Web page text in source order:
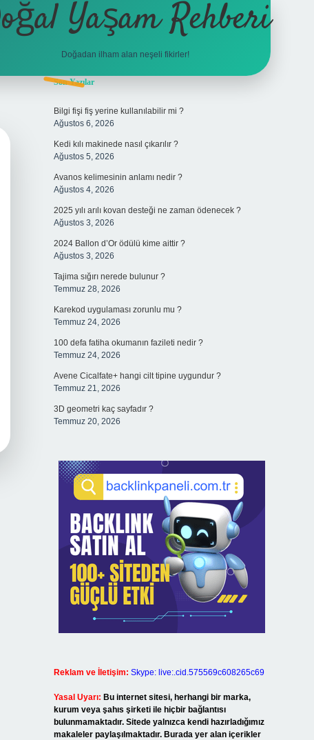
Yaşam Rehberi
Doğadan ilham alan neşeli fikirler!
Sidebar
Son Yazılar
Bilgi fişi fiş yerine kullanılabilir mi ?
Ağustos 6, 2026
Kedi kılı makinede nasıl çıkarılır ?
Ağustos 5, 2026
Avanos kelimesinin anlamı nedir ?
Ağustos 4, 2026
2025 yılı arılı kovan desteği ne zaman ödenecek ?
Ağustos 3, 2026
2024 Ballon d’Or ödülü kime aittir ?
Ağustos 3, 2026
Tajima sığırı nerede bulunur ?
Temmuz 28, 2026
Karekod uygulaması zorunlu mu ?
Temmuz 24, 2026
100 defa fatiha okumanın fazileti nedir ?
Temmuz 24, 2026
Avene Cicalfate+ hangi cilt tipine uygundur ?
Temmuz 21, 2026
3D geometri kaç sayfadır ?
Temmuz 20, 2026
Reklam ve İletişim: Skype: live:.cid.575569c608265c69
Yasal Uyarı: Bu internet sitesi, herhangi bir marka,
kurum veya şahıs şirketi ile hiçbir bağlantısı
bulunmamaktadır. Sitede yalnızca kendi hazırladığımız
makaleler paylaşılmaktadır. Burada yer alan içerikler